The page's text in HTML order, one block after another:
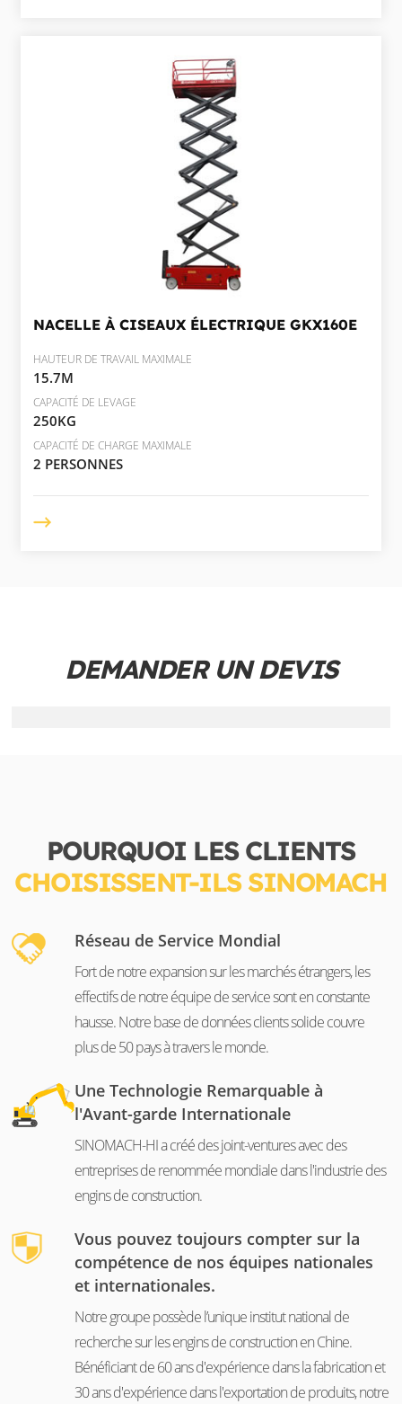
NACELLE À CISEAUX ÉLECTRIQUEGKX160E
HAUTEUR DE TRAVAIL MAXIMALE
15.7M
CAPACITÉ DE LEVAGE
250KG
CAPACITÉ DE CHARGE MAXIMALE
2 PERSONNES
DEMANDER UN DEVIS
POURQUOI LES CLIENTS
CHOISISSENT-ILS SINOMACH
Réseau de Service Mondial
Fort de notre expansion sur les marchés étrangers, les
effectifs de notre équipe de service sont en constante
hausse. Notre base de données clients solide couvre
plus de 50 pays à travers le monde.
Une Technologie Remarquable à
l'Avant-garde Internationale
SINOMACH-HI a créé des joint-ventures avec des
entreprises de renommée mondiale dans l'industrie des
engins de construction.
Vous pouvez toujours compter sur la
compétence de nos équipes nationales
et internationales.
Notre groupe possède l’unique institut national de
recherche sur les engins de construction en Chine.
Bénéficiant de 60 ans d'expérience dans la fabrication et
30 ans d'expérience dans l'exportation de produits, notre